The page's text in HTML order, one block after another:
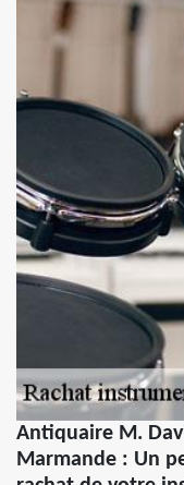
Antiquaire M.
Marmande : Un